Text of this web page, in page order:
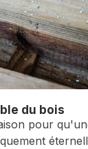
du bois
pour